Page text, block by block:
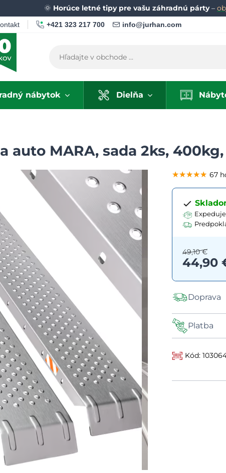
🌞 Horúce letné tipy pre vašu záhradnú párty–
+421 323 217 700 info@jurhan.com
nábytok Dielňa
auto MARA, sada 2ks,
★★★★★
★★★★★
★★★★★ 67
44,90
49,10 €
Doprava
Platba
Kód: